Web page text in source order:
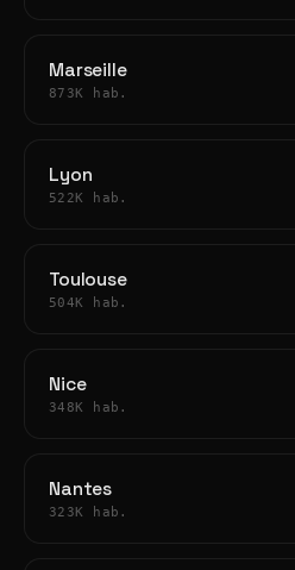
Marseille
873K hab.
Lyon
522K hab.
Toulouse
504K hab.
Nice
348K hab.
Nantes
323K hab.